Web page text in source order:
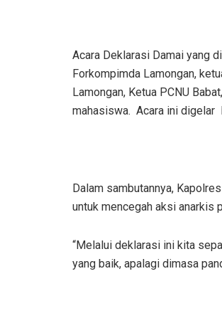
Acara Deklarasi Damai yang
Forkompimda Lamongan,
Lamongan, Ketua PCNU
mahasiswa. Acara ini digelar
Dalam sambutannya,
untuk mencegah aksi anarkis
“Melalui deklarasi ini kita
yang baik, apalagi dimasa